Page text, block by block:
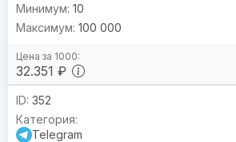
32.351 ₽
10
100 000
352
Telegram